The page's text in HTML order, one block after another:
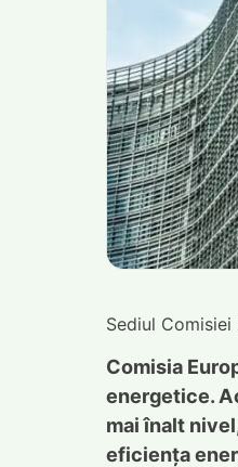
Sediul
Comisia
energetice.
mai înalt
eficiența